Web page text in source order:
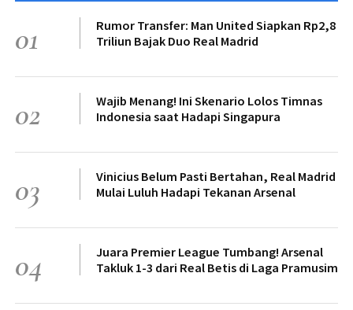
01
Rumor Transfer: Man United Siapkan Rp2,8
Triliun Bajak Duo Real Madrid
02
Wajib Menang! Ini Skenario Lolos Timnas
Indonesia saat Hadapi Singapura
03
Vinicius Belum Pasti Bertahan, Real Madrid
Mulai Luluh Hadapi Tekanan Arsenal
04
Juara Premier League Tumbang! Arsenal
Takluk 1-3 dari Real Betis di Laga Pramusim